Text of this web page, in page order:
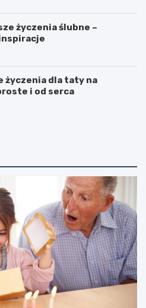
życzenia ślubne –
życzenia dla taty na
i od serca